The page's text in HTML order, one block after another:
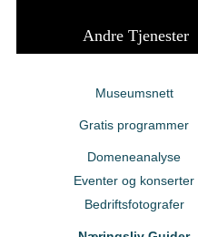
Andre Tjenester
Museumsnett
Gratis programmer
Domeneanalyse
Eventer og konserter
Bedriftsfotografer